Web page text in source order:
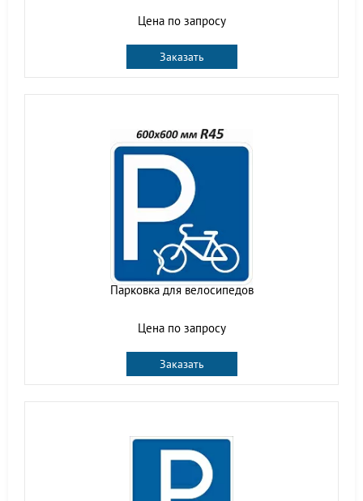
Цена по запросу
Заказать
Парковка для велосипедов
Цена по запросу
Заказать